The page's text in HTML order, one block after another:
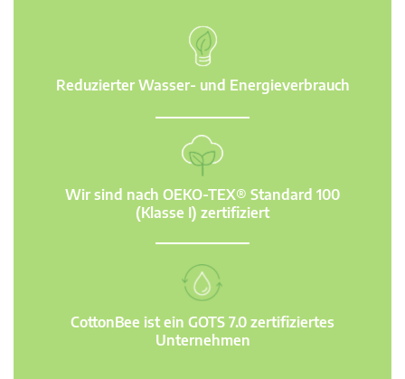
Reduzierter Wasser- und Energieverbrauch
Wir sind nach OEKO-TEX® Standard 100
(Klasse I) zertifiziert
CottonBee ist ein GOTS 7.0 zertifiziertes
Unternehmen